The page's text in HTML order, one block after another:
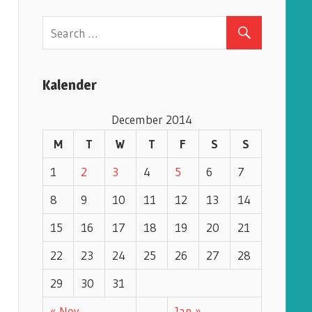
o
i
s
Kalender
December 2014
M
T W T F S S
1 2 3 4 5 6
7
8
9 10 11 12 13
14
15
16 17 18 19 20
21
22
23 24 25 26 27
28
29
30 31